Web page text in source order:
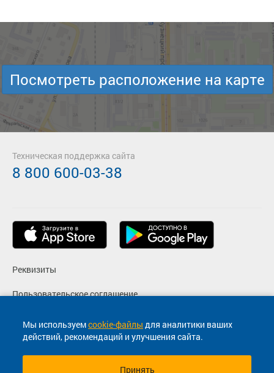
Мы используемcookie-файлы для аналитики ваших
действий, рекомендаций и улучшения сайта.
Принять
Посмотреть расположение на карте
Реквизиты
Пользовательское соглашение
Политика конфиденциальности
Согласие на маркетинговые сообщения
Техническая поддержка сайта
8 800 600-03-38